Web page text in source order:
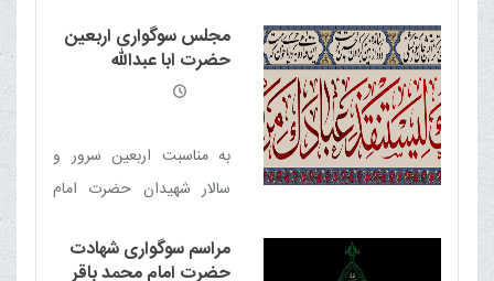
دفتر حضرت آیت الله العظمی
مکارم شیرازی برگزار خواهد
مجلس سوگواری اربعین
حضرت ابا عبدالله
الحسین علیه السلام
به مناسبت اربعین سرور و
سالار شهیدان حضرت امام
سوگواری با حضور حضرت
مراسم سوگواری شهادت
حضرت امام محمد باقر